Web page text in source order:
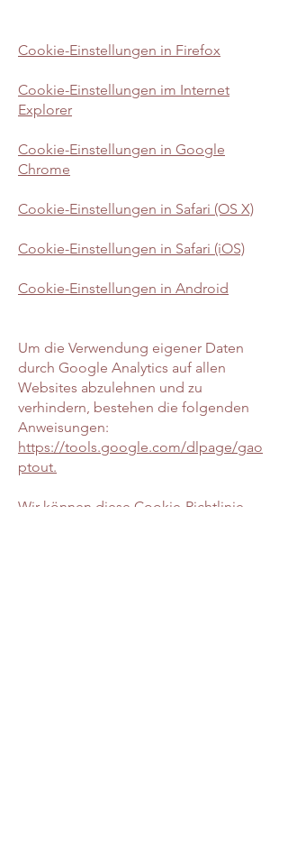
Cookie-Einstellungen in Firefox
Cookie-Einstellungen im Internet
Explorer
Cookie-Einstellungen in Google
Chrome
Cookie-Einstellungen in Safari (OS X)
Cookie-Einstellungen in Safari (iOS)
Cookie-Einstellungen in Android
Um die Verwendung eigener Daten
durch Google Analytics auf allen
Websites abzulehnen und zu
verhindern, bestehen die folgenden
Anweisungen:
https://tools.google.com/dlpage/gao
ptout.
Wir können diese Cookie-Richtlinie